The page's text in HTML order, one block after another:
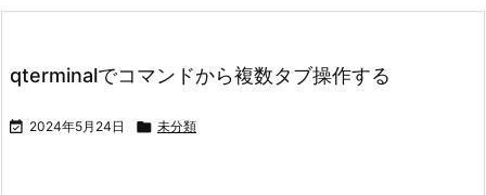
qterminalでコマンドから複数タブ操作する
 2024年5月24日  未分類